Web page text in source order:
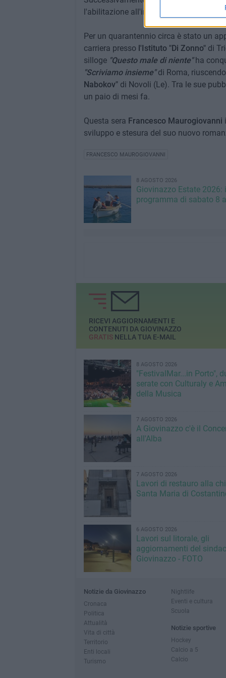
l'abilitazione all'insegnamento in
Per un quarantennio circa è stato un
carriera presso l'Istituto "Di Zonno"di
silloge "Questo male di niente"ha
"Scriviamo insieme"di Roma,
Nabokov"di Novoli (Le). Tra le sue
un paio di mesi fa.
Questa sera Francesco Maurogiovanni
sviluppo e stesura del suo nuovo
FRANCESCO MAUROGIOVANNI
8 AGOSTO 2026
Giovinazzo Estate 2026: il
programma di sabato 8
RICEVI AGGIORNAMENTI E
CONTENUTI DA GIOVINAZZO
GRATISNELLA TUA E-MAIL
8 AGOSTO 2026
"FestivalMar...in Porto",
serate con Culturaly e
della Musica
7 AGOSTO 2026
A Giovinazzo c'è il
all'Alba
7 AGOSTO 2026
Lavori di restauro alla
Santa Maria di
6 AGOSTO 2026
Lavori sul litorale, gli
aggiornamenti del
Giovinazzo - FOTO
Notizie da Giovinazzo
Cronaca
Politica
Attualità
Vita di città
Territorio
Enti locali
Turismo
Nightlife
Eventi e cultura
Scuola
Notizie sportive
Hockey
Calcio a 5
Calcio